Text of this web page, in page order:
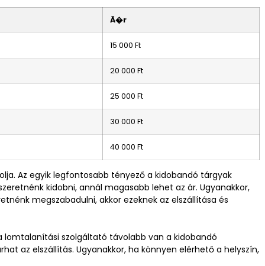
Ã�r
15 000 Ft
20 000 Ft
25 000 Ft
30 000 Ft
40 000 Ft
Az egyik legfontosabb tényező a kidobandó tárgyak
kidobni, annál magasabb lehet az ár. Ugyanakkor,
megszabadulni, akkor ezeknek az elszállítása és
lomtalanítási szolgáltató távolabb van a kidobandó
az elszállítás. Ugyanakkor, ha könnyen elérhető a helyszín,